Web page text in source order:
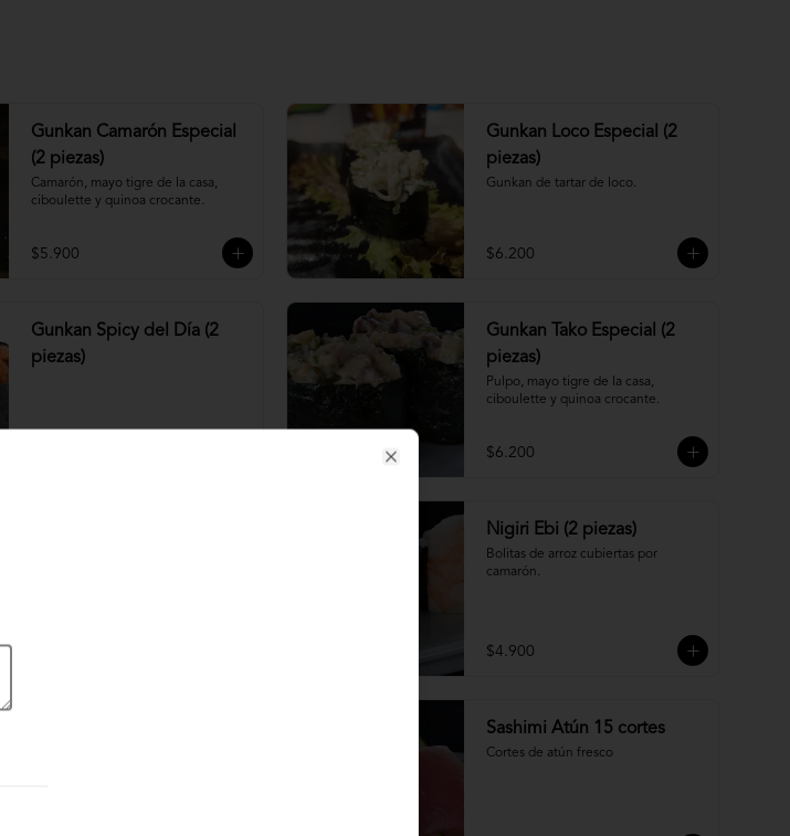
Gunkan Camarón Especial
(2 piezas)
Camarón, mayo tigre de la casa,
ciboulette y quinoa crocante.
$5.900
Gunkan Loco Especial (2
piezas)
Gunkan de tartar de loco.
$6.200
Gunkan Spicy del Día (2
piezas)
Gunkan Tako Especial (2
piezas)
Pulpo, mayo tigre de la casa,
ciboulette y quinoa crocante.
$6.200
Nigiri Ebi (2 piezas)
Bolitas de arroz cubiertas por
camarón.
$4.900
Sashimi Atún 15 cortes
Cortes de atún fresco
Close